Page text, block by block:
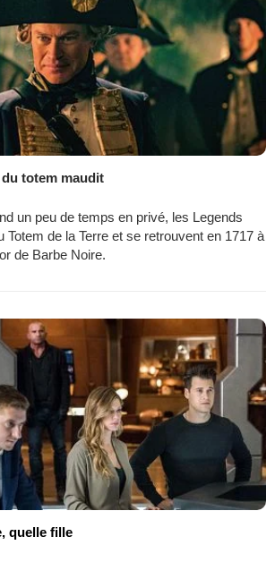
du totem maudit
un peu de temps en privé, les Legends
Totem de la Terre et se retrouvent en 1717 à
de Barbe Noire.
quelle fille